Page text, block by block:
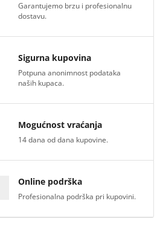
Garantujemo brzu i profesionalnu
dostavu.
Sigurna kupovina
Potpuna anonimnost podataka
naših kupaca.
Mogućnost vraćanja
14 dana od dana kupovine.
Online podrška
Profesionalna podrška pri kupovini.